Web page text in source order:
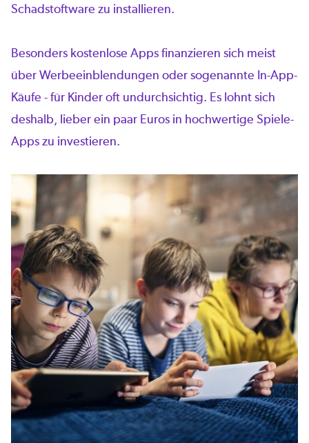
Schadstoftware zu installieren.
Besonders kostenlose Apps finanzieren sich meist
über Werbeeinblendungen oder sogenannte In-App-
Käufe - für Kinder oft undurchsichtig. Es lohnt sich
deshalb, lieber ein paar Euros in hochwertige Spiele-
Apps zu investieren.